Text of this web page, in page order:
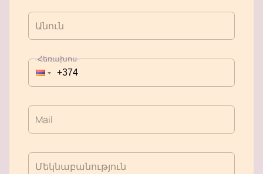
Անուն
Հեռախոս
Mail
Մեկնաբանություն